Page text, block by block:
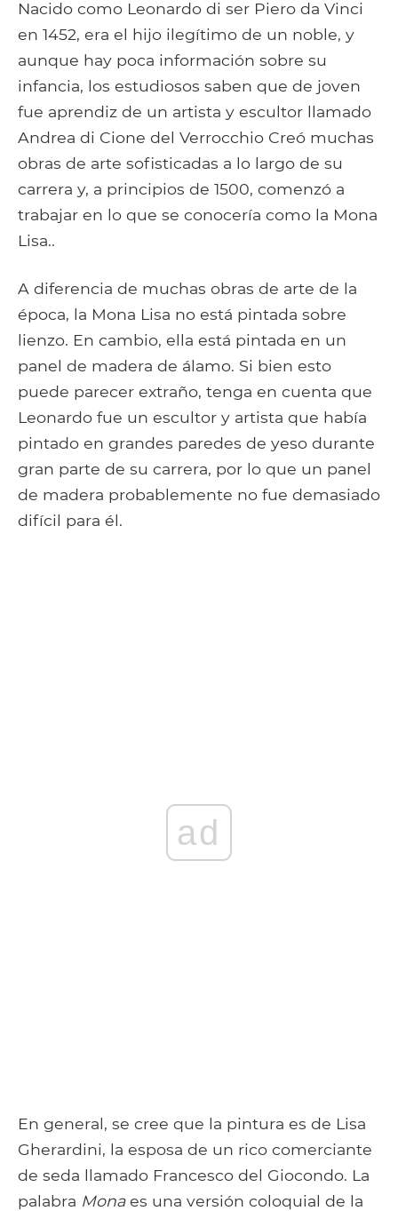
Nacido como Leonardo di ser Piero da Vinci
en 1452, era el hijo ilegítimo de un noble, y
aunque hay poca información sobre su
infancia, los estudiosos saben que de joven
fue aprendiz de un artista y escultor llamado
Andrea di Cione del Verrocchio Creó muchas
obras de arte sofisticadas a lo largo de su
carrera y, a principios de 1500, comenzó a
trabajar en lo que se conocería como la Mona
Lisa..
A diferencia de muchas obras de arte de la
época, la Mona Lisa no está pintada sobre
lienzo. En cambio, ella está pintada en un
panel de madera de álamo. Si bien esto
puede parecer extraño, tenga en cuenta que
Leonardo fue un escultor y artista que había
pintado en grandes paredes de yeso durante
gran parte de su carrera, por lo que un panel
de madera probablemente no fue demasiado
difícil para él.
ad
En general, se cree que la pintura es de Lisa
Gherardini, la esposa de un rico comerciante
de seda llamado Francesco del Giocondo. La
palabra Monaes una versión coloquial de la